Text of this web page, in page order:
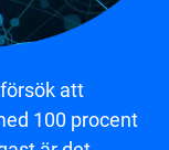
att
100 procent